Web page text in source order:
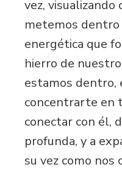
vez,
metemos
energética que
hierro de
estamos dentro,
concentrarte en
conectar con él,
profunda, y a
su vez como nos